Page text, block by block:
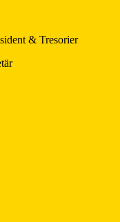
& Tresorier